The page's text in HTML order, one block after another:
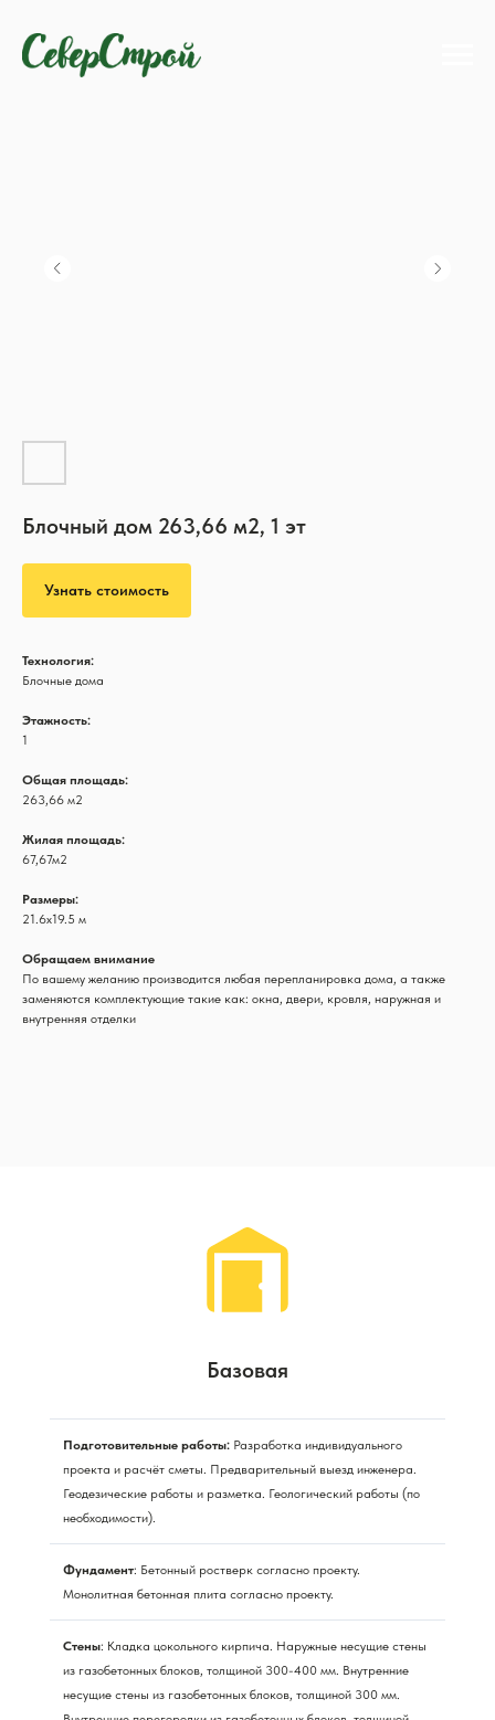
Блочный дом 263,66 м2, 1 эт
Узнать стоимость
Технология:
Блочные дома
Этажность:
1
Общая площадь:
263,66 м2
Жилая площадь:
67,67м2
Размеры:
21.6х19.5 м
Обращаем внимание
По вашему желанию производится любая перепланировка дома, а также
заменяются комплектующие такие как: окна, двери, кровля, наружная и
внутренняя отделки
Базовая
Подготовительные работы: Разработка индивидуального
проекта и расчёт сметы. Предварительный выезд инженера.
Геодезические работы и разметка. Геологический работы (по
необходимости).
Фундамент: Бетонный ростверк согласно проекту.
Монолитная бетонная плита согласно проекту.
Стены: Кладка цокольного кирпича. Наружные несущие стены
из газобетонных блоков, толщиной 300-400 мм. Внутренние
несущие стены из газобетонных блоков, толщиной 300 мм.